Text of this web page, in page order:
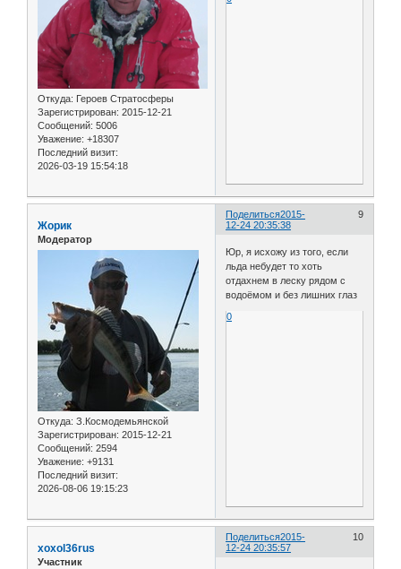
Откуда: Героев Стратосферы
Зарегистрирован: 2015-12-21
Сообщений: 5006
Уважение: +18307
Последний визит:
2026-03-19 15:54:18
Поделиться 9
2015-
12-24 20:35:38
Жорик
Модератор
Откуда: З.Космодемьянской
Зарегистрирован: 2015-12-21
Сообщений: 2594
Уважение: +9131
Последний визит:
2026-08-06 19:15:23
Юр, я исхожу из того, если
льда небудет то хоть
отдахнем в леску рядом с
водоёмом и без лишних глаз
0
Поделиться 10
2015-
12-24 20:35:57
xoxol36rus
Участник